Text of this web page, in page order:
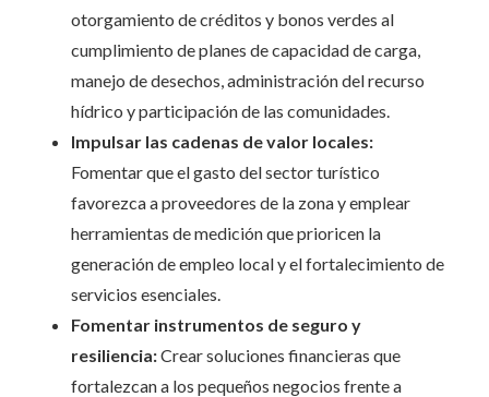
otorgamiento de créditos y bonos verdes al
cumplimiento de planes de capacidad de carga,
manejo de desechos, administración del recurso
hídrico y participación de las comunidades.
Impulsar las cadenas de valor locales:
Fomentar que el gasto del sector turístico
favorezca a proveedores de la zona y emplear
herramientas de medición que prioricen la
generación de empleo local y el fortalecimiento de
servicios esenciales.
Fomentar instrumentos de seguro y
resiliencia:Crear soluciones financieras que
fortalezcan a los pequeños negocios frente a